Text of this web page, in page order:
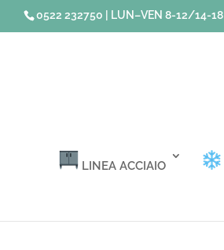
0522 232750 | LUN–VEN 8-12/14-18
LINEA ACCIAIO